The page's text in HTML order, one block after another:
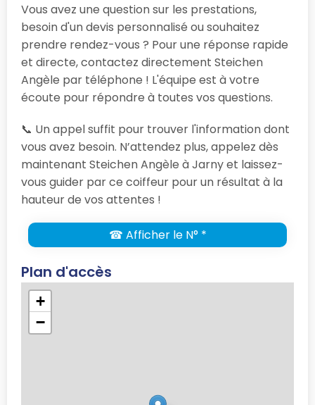
Vous avez une question sur les prestations,
besoin d'un devis personnalisé ou souhaitez
prendre rendez-vous ? Pour une réponse rapide
et directe, contactez directement Steichen
Angèle par téléphone ! L'équipe est à votre
écoute pour répondre à toutes vos questions.
📞 Un appel suffit pour trouver l'information dont
vous avez besoin. N’attendez plus, appelez dès
maintenant Steichen Angèle à Jarny et laissez-
vous guider par ce coiffeur pour un résultat à la
hauteur de vos attentes !
☎ Afficher le N° *
Plan d'accès
+
−